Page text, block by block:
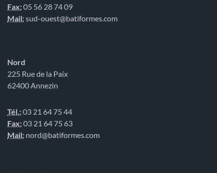
Fax:05 56 28 74 09
Mail:sud-ouest@batiformes.com
Nord
225 Rue de la Paix
62400 Annezin
Tél.:03 21 64 75 44
Fax:03 21 64 75 63
Mail: nord@batiformes.com